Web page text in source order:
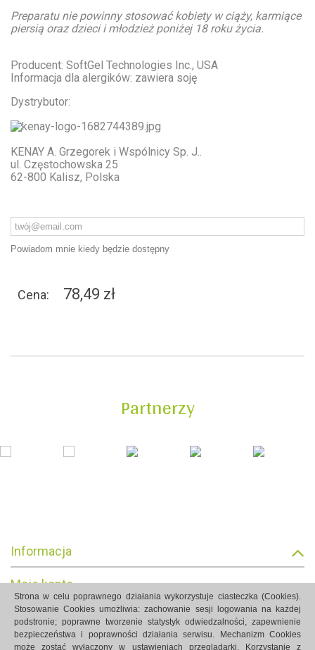
Strona w celu poprawnego działania wykorzystuje ciasteczka (Cookies).
Stosowanie Cookies umożliwia: zachowanie sesji logowania na każdej
podstronie; poprawne tworzenie statystyk odwiedzalności, zapewnienie
bezpieczeństwa i poprawności działania serwisu. Mechanizm Cookies
może zostać wyłączony w ustawieniach przeglądarki. Korzystanie z
Preparatu nie powinny stosować kobiety w ciąży, karmiące
piersią oraz dzieci i młodzież poniżej 18 roku życia.
Producent: SoftGel Technologies Inc., USA
Informacja dla alergików: zawiera soję
Dystrybutor:
KENAY A. Grzegorek i Wspólnicy Sp. J..
ul. Częstochowska 25
62-800 Kalisz, Polska
Powiadom mnie kiedy będzie dostępny
Cena: 78,49 zł
Partnerzy
Informacja
Moje konto
Informacja o sklepie